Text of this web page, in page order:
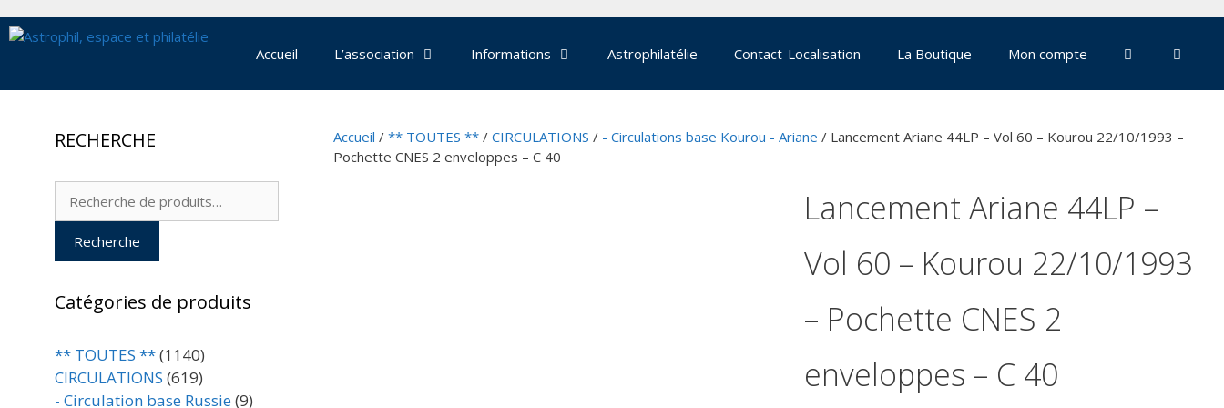
au
Accueil L’association Informations Astrophilatélie Contact-Localisation La Boutique Mon compte
Accueil / ** TOUTES ** / CIRCULATIONS / - Circulations base Kourou - Ariane / Lancement Ariane 44LP – Vol 60 – Kourou 22/10/1993 –
Pochette CNES 2 enveloppes – C 40
Lancement Ariane 44LP –
Vol 60 – Kourou 22/10/1993
– Pochette CNES 2
enveloppes – C 40
RECHERCHE
Recherche
Recherche
Catégories de produits
** TOUTES **(1140)
CIRCULATIONS (619)
- Circulation base Russie(9)